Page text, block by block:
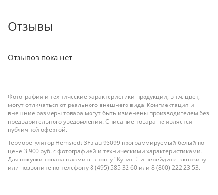
Отзывы
Отзывов пока нет!
Фотография и технические характеристики продукции, в т.ч. цвет,
могут отличаться от реального внешнего вида. Комплектация и
внешние размеры товара могут быть изменены производителем без
предварительного уведомления. Описание товара не является
публичной офертой.
Терморегулятор Hemstedt 3Fblau 93099 программируемый белый по
цене 3 900 руб. с фотографией и техническими характеристиками.
Для покупки товара нажмите кнопку "Купить" и перейдите в корзину
или позвоните по телефону 8 (495) 585 32 60 или 8 (800) 222 23 53.